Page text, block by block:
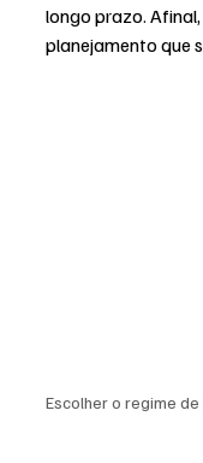
longo prazo.
planejamento que
Escolher o regime